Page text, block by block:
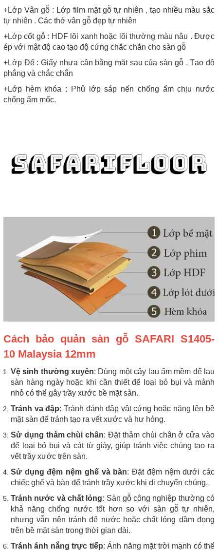
+Lớp Vân gỗ : Lớp film mặt gỗ tự nhiên , tạo nhiều màu sắc
tự nhiên . Các thớ vân gỗ đẹp tự nhiên
+Lớp cốt gỗ : HDF lõi xanh hoặc lõi thường màu nâu . Được
ép với mật độ cao tạo độ cứng chắc chắn cho sàn gỗ
+Lớp Đế : Giấy nhựa cân bằng mặt sau của sàn gỗ . Tạo độ
phẳng và chắc chắn
+Lớp hèm khóa : Phủ lớp sáp nến chống ẩm chịu nước
chống ẩm mốc.
Cách bảo quản sàn gỗ SAFARI S1405-
10 Malaysia 12mm
Vệ sinh thường xuyên: Dùng một cây lau ẩm mềm để lau
sàn hàng ngày hoặc khi cần thiết để loại bỏ bụi và mảnh
nhỏ có thể gây trầy xước bề mặt sàn.
Tránh va đập: Tránh đánh đập vật cứng hoặc nặng lên bề
mặt sàn để tránh tạo ra vết xước và hư hỏng.
Sử dụng thảm chùi chân: Đặt thảm chùi chân ở cửa vào
để loại bỏ bụi và cát từ giày, giúp tránh việc chúng tạo ra
vết trầy xước trên sàn.
Sử dụng đệm nệm ghế và bàn: Đặt đệm nệm dưới các
chiếc ghế và bàn để tránh trầy xước khi di chuyển chúng.
Tránh nước và chất lỏng: Sàn gỗ công nghiệp thường có
khả năng chống nước tốt hơn so với sàn gỗ tự nhiên,
nhưng vẫn nên tránh để nước hoặc chất lỏng dầm đọng
trên bề mặt sàn trong thời gian dài.
Tránh ánh nắng trực tiếp: Ánh nắng mặt trời mạnh có thể